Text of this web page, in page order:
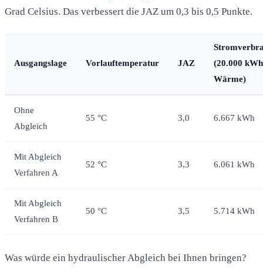
Grad Celsius. Das verbessert die JAZ um 0,3 bis 0,5 Punkte.
Ausgangslage Vorlauftemperatur JAZ
(20.000 kWh
Wärme)
Ohne
Abgleich
55 °C 3,0 6.667 kWh
Mit Abgleich
Verfahren A
52 °C 3,3 6.061 kWh
Mit Abgleich
Verfahren B
50 °C 3,5 5.714 kWh
Was würde ein hydraulischer Abgleich bei Ihnen bringen?